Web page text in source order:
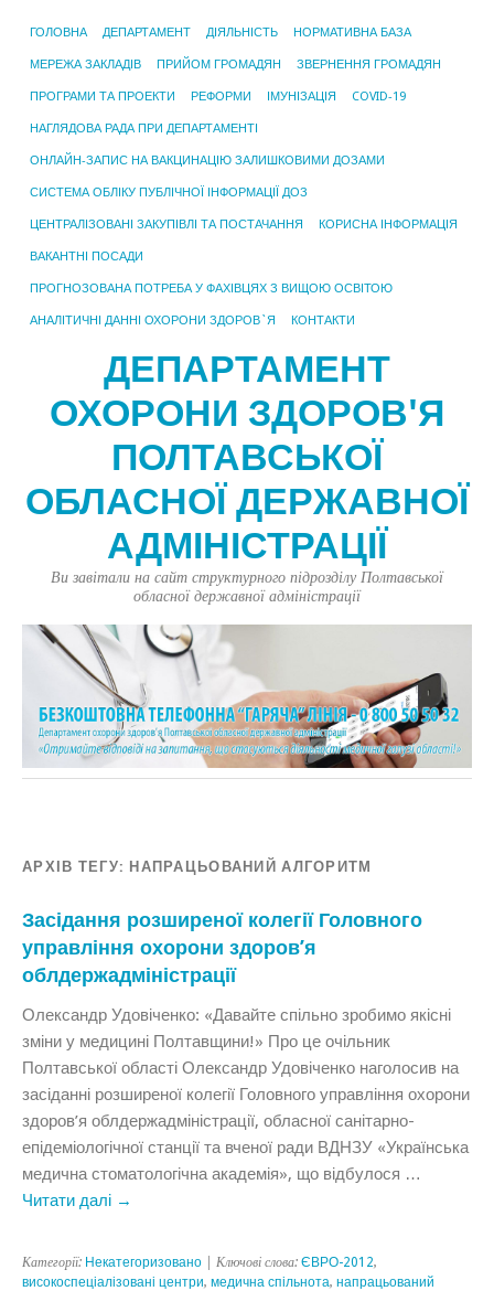
ГОЛОВНА ДЕПАРТАМЕНТ ДІЯЛЬНІСТЬ НОРМАТИВНА БАЗА
МЕРЕЖА ЗАКЛАДІВ ПРИЙОМ ГРОМАДЯН ЗВЕРНЕННЯ ГРОМАДЯН
ПРОГРАМИ ТА ПРОЕКТИ РЕФОРМИ ІМУНІЗАЦІЯ COVID-19
НАГЛЯДОВА РАДА ПРИ ДЕПАРТАМЕНТІ
ОНЛАЙН-ЗАПИС НА ВАКЦИНАЦІЮ ЗАЛИШКОВИМИ ДОЗАМИ
СИСТЕМА ОБЛІКУ ПУБЛІЧНОЇ ІНФОРМАЦІЇ ДОЗ
ЦЕНТРАЛІЗОВАНІ ЗАКУПІВЛІ ТА ПОСТАЧАННЯ КОРИСНА ІНФОРМАЦІЯ
ВАКАНТНІ ПОСАДИ
ПРОГНОЗОВАНА ПОТРЕБА У ФАХІВЦЯХ З ВИЩОЮ ОСВІТОЮ
АНАЛІТИЧНІ ДАННІ ОХОРОНИ ЗДОРОВ`Я КОНТАКТИ
ДЕПАРТАМЕНТ
ОХОРОНИ ЗДОРОВ'Я
ПОЛТАВСЬКОЇ
ОБЛАСНОЇ ДЕРЖАВНОЇ
АДМІНІСТРАЦІЇ
Ви завітали на сайт структурного підрозділу Полтавської
обласної державної адміністрації
АРХІВ ТЕГУ: НАПРАЦЬОВАНИЙ АЛГОРИТМ
Засідання розширеної колегії Головного
управління охорони здоров’я
облдержадміністрації
Олександр Удовіченко: «Давайте спільно зробимо якісні
зміни у медицині Полтавщини!» Про це очільник
Полтавської області Олександр Удовіченко наголосив на
засіданні розширеної колегії Головного управління охорони
здоров’я облдержадміністрації, обласної санітарно-
епідеміологічної станції та вченої ради ВДНЗУ «Українська
медична стоматологічна академія», що відбулося …
Читати далі →
Категорії: Некатегоризовано | Ключові слова: ЄВРО-2012,
високоспеціалізовані центри, медична спільнота, напрацьований